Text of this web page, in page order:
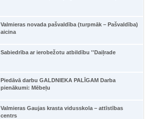
Valmieras novada pašvaldība (turpmāk – Pašvaldība)
aicina
Sabiedrība ar ierobežotu atbildību ''Daiļrade
Piedāvā darbu GALDNIEKA PALĪGAM Darba
pienākumi: Mēbeļu
Valmieras Gaujas krasta vidusskola – attīstības
centrs